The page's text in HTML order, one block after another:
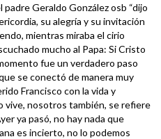
Geraldo González osb “dijo
su alegría y su invitación
mientras miraba el cirio
mucho al Papa: Si Cristo
fue un verdadero paso
se conectó de manera muy
Francisco con la vida y
vive, nosotros también, se refiere
ya pasó, no hay nada que
es incierto, no lo podemos